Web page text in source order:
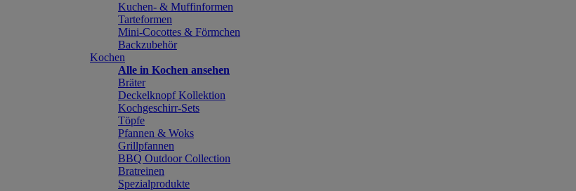
Kuchen- & Muffinformen
Tarteformen
Mini-Cocottes & Förmchen
Backzubehör
Kochen
Alle in Kochen ansehen
Bräter
Deckelknopf Kollektion
Kochgeschirr-Sets
Töpfe
Pfannen & Woks
Grillpfannen
BBQ Outdoor Collection
Bratreinen
Spezialprodukte